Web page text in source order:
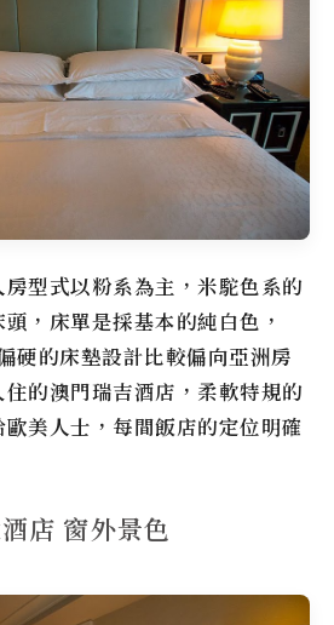
型式以粉系為主，米駝色系的
，床單是採基本的純白色，
硬的床墊設計比較偏向亞洲房
的澳門瑞吉酒店，柔軟特規的
美人士，每間飯店的定位明確
店 窗外景色